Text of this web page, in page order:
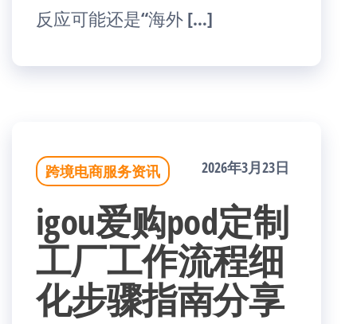
反应可能还是“海外 […]
跨境电商服务资讯 2026年3月23日
igou爱购pod定制
工厂工作流程细
化步骤指南分享